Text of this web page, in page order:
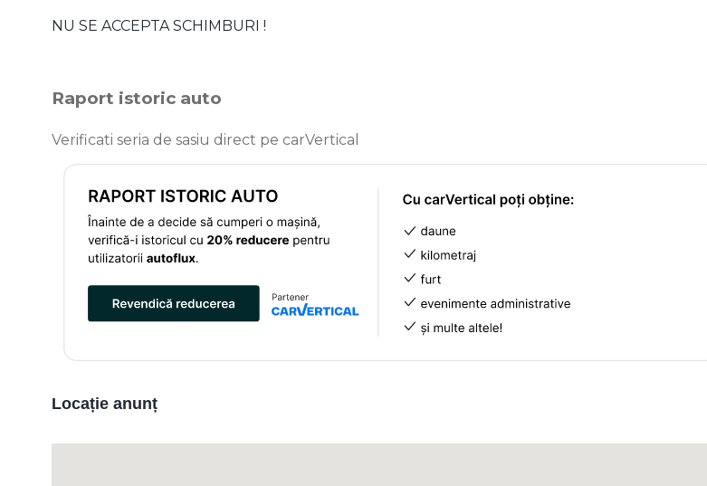
NU SE ACCEPTA SCHIMBURI !
Raport istoric auto
Verificati seria de sasiu direct pe carVertical
Locație anunț